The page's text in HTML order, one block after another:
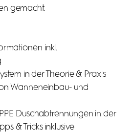
gemacht.
inkl.
in der Theorie & Praxis
Wanneneinbau- und
Duschabtrennungen in der
& Tricks inklusive